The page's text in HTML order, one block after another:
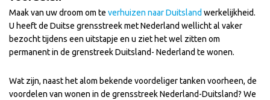
Maak van uw droom om te verhuizen naar Duitsland werkelijkheid.
U heeft de Duitse grensstreek met Nederland wellicht al vaker
bezocht tijdens een uitstapje en u ziet het wel zitten om
permanent in de grenstreek Duitsland- Nederland te wonen.
Wat zijn, naast het alom bekende voordeliger tanken voorheen, de
voordelen van wonen in de grensstreek Nederland-Duitsland? We